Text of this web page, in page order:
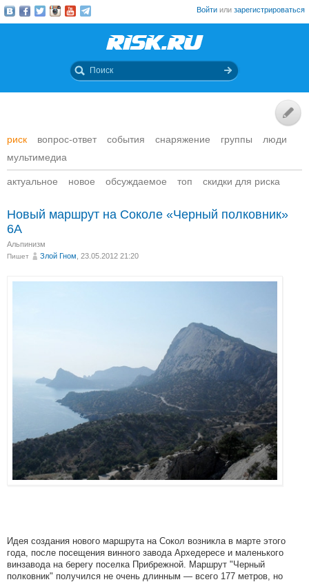
Войти или зарегистрироваться
риск вопрос-ответ события снаряжение группы
люди
мультимедиа
актуальное новое обсуждаемое топ скидки для риска
Новый маршрут на Соколе «Черный полковник»
6А
Альпинизм
Пишет Злой Гном , 23.05.2012 21:20
Идея создания нового маршрута на Сокол возникла в марте этого
года, после посещения винного завода Архедересе и маленького
винзавода на берегу поселка Прибрежной. Маршрут "Черный
полковник" получился не очень длинным — всего 177 метров, но